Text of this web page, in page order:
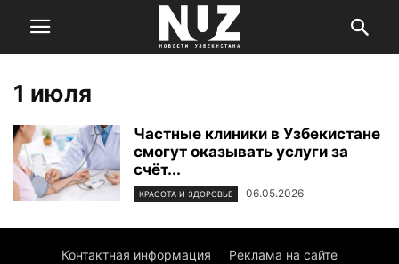
1 июля
Частные клиники в Узбекистане
смогут оказывать услуги за
счёт...
КРАСОТА И ЗДОРОВЬЕ 06.05.2026
Контактная информация Реклама на сайте